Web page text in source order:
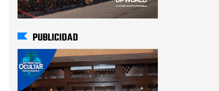
PUBLICIDAD